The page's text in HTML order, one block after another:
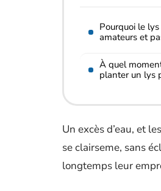
Pourquoi le
amateurs et
À quel
planter un lys
Un excès d’eau, et
se clairseme, sans
longtemps leur